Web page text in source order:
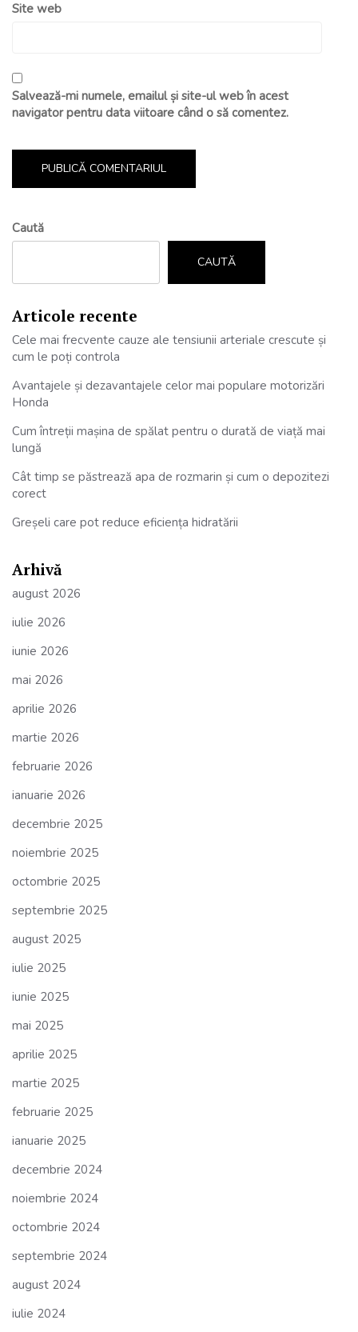
Site web
Salvează-mi numele, emailul și site-ul web în acest
navigator pentru data viitoare când o să comentez.
Caută
CAUTĂ
Articole recente
Cele mai frecvente cauze ale tensiunii arteriale crescute și
cum le poți controla
Avantajele și dezavantajele celor mai populare motorizări
Honda
Cum întreții mașina de spălat pentru o durată de viață mai
lungă
Cât timp se păstrează apa de rozmarin și cum o depozitezi
corect
Greșeli care pot reduce eficiența hidratării
Arhivă
august 2026
iulie 2026
iunie 2026
mai 2026
aprilie 2026
martie 2026
februarie 2026
ianuarie 2026
decembrie 2025
noiembrie 2025
octombrie 2025
septembrie 2025
august 2025
iulie 2025
iunie 2025
mai 2025
aprilie 2025
martie 2025
februarie 2025
ianuarie 2025
decembrie 2024
noiembrie 2024
octombrie 2024
septembrie 2024
august 2024
iulie 2024